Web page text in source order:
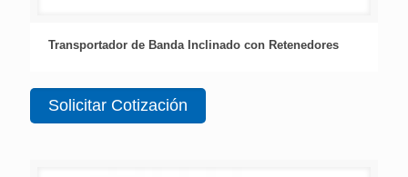
Transportador de Banda Inclinado con Retenedores
Solicitar Cotización